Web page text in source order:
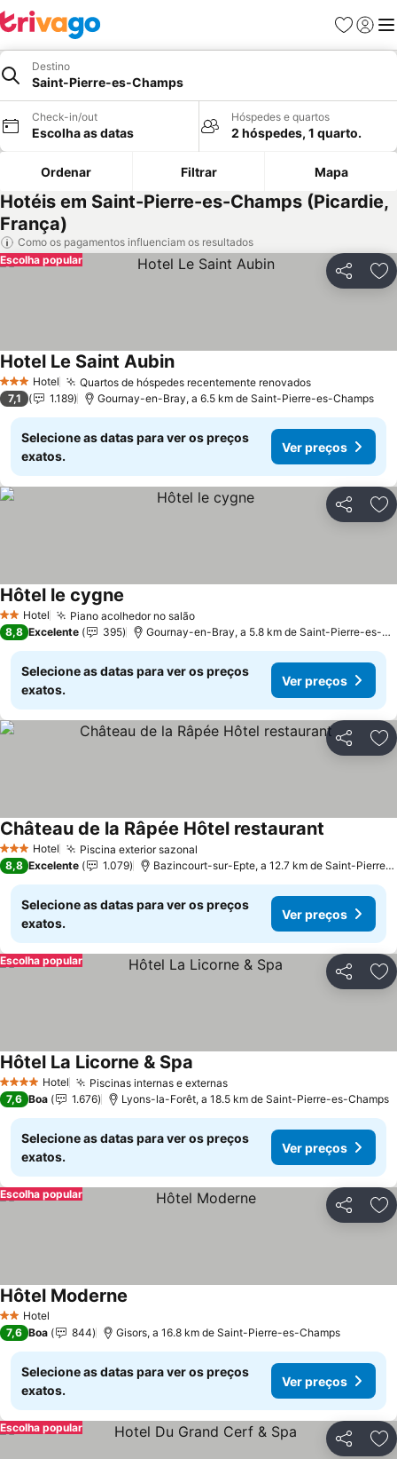
Favoritos
Iniciar
Destino
Saint-Pierre-es-Champs
Check-in/out
Escolha as datas
Hóspedes e quartos
2 hóspedes, 1 quarto.
Ordenar Filtrar Mapa
Hotéis em Saint-Pierre-es-Champs (Picardie,
França)
Como os pagamentos influenciam os resultados
Partilhar
Escolha popular
3 EstrelasHotel Quartos de hóspedes recentemente renovados
Hotel Le Saint Aubin
7,1 1.189 Gournay-en-Bray, a 6.5 km de Saint-Pierre-es-Champs
Selecione as datas para ver os preços
exatos.
Ver preços
Partilhar
2 Estrelas
Hotel Piano acolhedor no salão
Hôtel le cygne
8,8 Excelente 395 Gournay-en-Bray, a 5.8 km de Saint-Pierre-es-Champs
Selecione as datas para ver os preços
exatos.
Ver preços
Partilhar
3 EstrelasHotel Piscina exterior sazonal
Château de la Râpée Hôtel restaurant
8,8 Excelente 1.079 Bazincourt-sur-Epte, a 12.7 km de Saint-Pierre-es-Champs
Selecione as datas para ver os preços
exatos.
Ver preços
Partilhar
Escolha popular
4 EstrelasHotel Piscinas internas e externas
Hôtel La Licorne & Spa
7,6 Boa 1.676 Lyons-la-Forêt, a 18.5 km de Saint-Pierre-es-Champs
Selecione as datas para ver os preços
exatos.
Ver preços
Partilhar
Escolha popular
2 Estrelas
Hotel
Hôtel Moderne
7,6 Boa 844 Gisors, a 16.8 km de Saint-Pierre-es-Champs
Selecione as datas para ver os preços
exatos.
Ver preços
Partilhar
Escolha popular